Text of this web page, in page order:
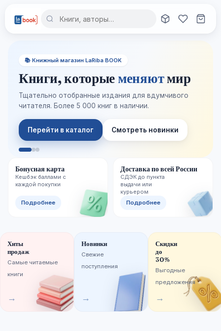
📚 Книжный магазин LaRiba BOOK
Книги, которыеменяютмир
Тщательно отобранные издания для вдумчивого
читателя. Более 5 000 книг в наличии.
Перейти в каталог Смотреть новинки
Бонусная карта
Кешбэк баллами с
каждой покупки
Подробнее
Доставка по всей России
СДЭК до пункта
выдачи или
курьером
Подробнее
Хиты
продаж
Самые читаемые
книги
→
Новинки
Свежие
поступления
→
Скидки
до
30%
Выгодные
предложения
→